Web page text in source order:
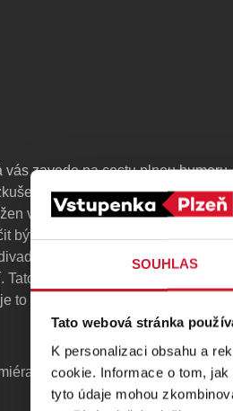
SOUHLAS
Tato webová stránka
K personalizaci obsahu a
cookie. Informace o tom,
tyto údaje mohou
vás zavede na cestu plnou
koučůMichala Dlouhého
vydá za dobrodružstvím života,
být šťastný. Představení už
odcházeli s novým vhledem
Tato komedie není jen obyčejným
to zážitek,
2. října 2024